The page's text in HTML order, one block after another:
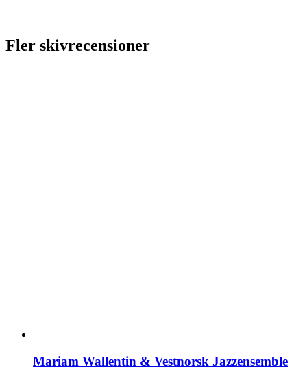
Fler skivrecensioner
Mariam Wallentin & Vestnorsk Jazzensemble